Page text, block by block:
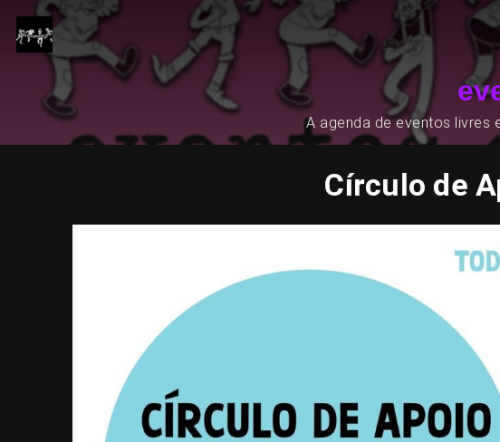
A agenda de eventos livres
Círculo de